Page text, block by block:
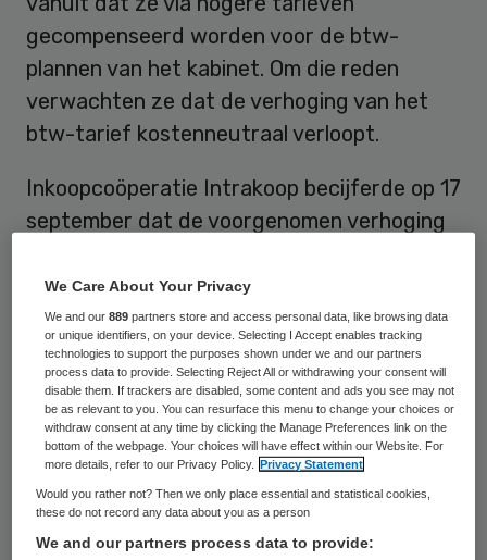
gecompenseerd worden voor de btw-
plannen van het kabinet. Om die reden
verwachten ze dat de verhoging van het
btw-tarief kostenneutraal verloopt.
Inkoopcoöperatie Intrakoop becijferde op 17
september dat de voorgenomen verhoging
9 procent de zorgsector
op jaarbasis gaat kosten. Vooral de cure-
sector krijgt een forse extra rekening van
104 miljoen euro. De kosten van
organisaties in de care stijgen met 70
miljoen euro.
Kostenneutraal
We Care About Your Privacy
We and our889 partners store and access personal data, like browsing data
or unique identifiers, on your device. Selecting I Accept enables tracking
technologies to support the purposes shown under we and our partners
process data to provide. Selecting Reject All or withdrawing your consent will
disable them. If trackers are disabled, some content and ads you see may not
be as relevant to you. You can resurface this menu to change your choices or
withdraw consent at any time by clicking the Manage Preferences link on the
bottom of the webpage. Your choices will have effect within our Website. For
more details, refer to our Privacy Policy.
Privacy Statement
Would you rather not? Then we only place essential and statistical cookies,
these do not record any data about you as a person
We and our partners process data to provide: